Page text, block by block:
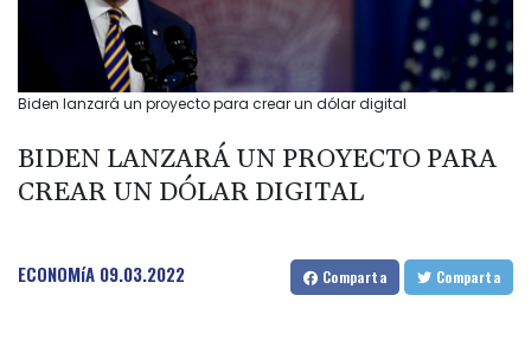
Biden lanzará un proyecto para crear un dólar digital
BIDEN LANZARÁ UN PROYECTO PARA
CREAR UN DÓLAR DIGITAL
ECONOMíA 09.03.2022 Comparta Comparta